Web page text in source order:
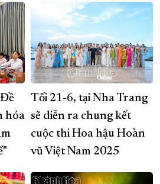
hóa
Tối 21-6, tại Nha Trang
sẽ diễn ra chung kết
cuộc thi Hoa hậu Hoàn
vũ Việt Nam 2025